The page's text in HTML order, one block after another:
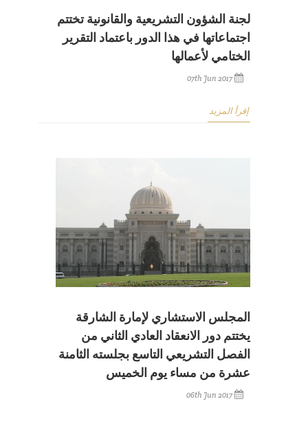
لجنة الشؤون التشريعية والقانونية تختتم
اجتماعاتها في هذا الدور باعتماد التقرير
الختامي لأعمالها
07th Jun 2017
إقرأ المزيد
المجلس الاستشاري لإمارة الشارقة
يختتم دور الانعقاد العادي الثاني من
الفصل التشريعي التاسع بجلسته الثامنة
عشرة من مساء يوم الخميس
06th Jun 2017